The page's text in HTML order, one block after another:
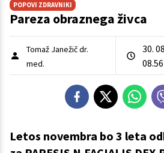
POPOVI ZDRAVNIKI
Pareza obraznega živca
Tomaž Janežič dr.
med.
30.
08.56
Letos novembra bo 3 leta